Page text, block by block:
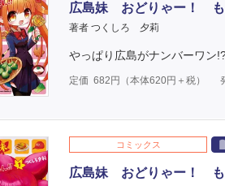
広島妹 おどりゃー！ も
著者 つくしろ 夕莉
やっぱり広島がナンバーワン
定価 682 円（本体620円＋税）
コミックス
広島妹 おどりゃー！ も